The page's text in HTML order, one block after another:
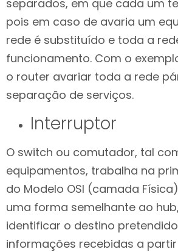
separados, em que cada um
pois em caso de avaria um
rede é substituído e toda a
funcionamento. Com o
o router avariar toda a rede
separação de serviços.
Interruptor
O switch ou comutador, tal
equipamentos, trabalha na
do Modelo OSI (camada
uma forma semelhante ao
identificar o destino
informações recebidas a